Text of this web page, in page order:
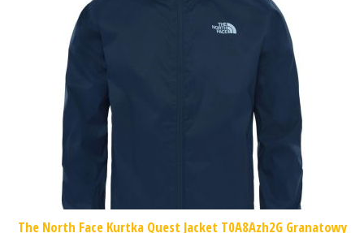
The North Face Kurtka Quest Jacket T0A8Azh2G Granatowy